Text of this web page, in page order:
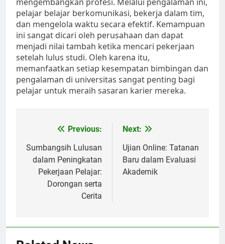
pelajar belajar berkomunikasi, bekerja dalam tim,
dan mengelola waktu secara efektif. Kemampuan
ini sangat dicari oleh perusahaan dan dapat
menjadi nilai tambah ketika mencari pekerjaan
setelah lulus studi. Oleh karena itu,
memanfaatkan setiap kesempatan bimbingan dan
pengalaman di universitas sangat penting bagi
pelajar untuk meraih sasaran karier mereka.
navigation
Previous:
Sumbangsih Lulusan
dalam Peningkatan
Pekerjaan Pelajar:
Dorongan serta
Cerita
Next:
Ujian Online: Tatanan
Baru dalam Evaluasi
Akademik